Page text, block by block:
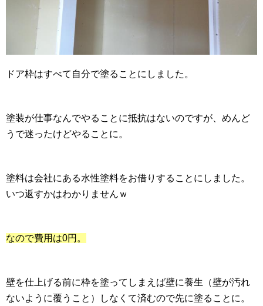
ドア枠はすべて自分で塗ることにしました。
塗装が仕事なんでやることに抵抗はないのですが、めんど
うで迷ったけどやることに。
塗料は会社にある水性塗料をお借りすることにしました。
いつ返すかはわかりませんｗ
なので費用は0円。
壁を仕上げる前に枠を塗ってしまえば壁に養生（壁が汚れ
ないように覆うこと）しなくて済むので先に塗ることに。